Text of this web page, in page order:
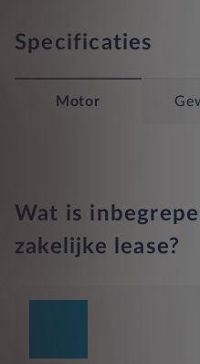
Specificaties
Motor
Wat is
zakelijke lease?